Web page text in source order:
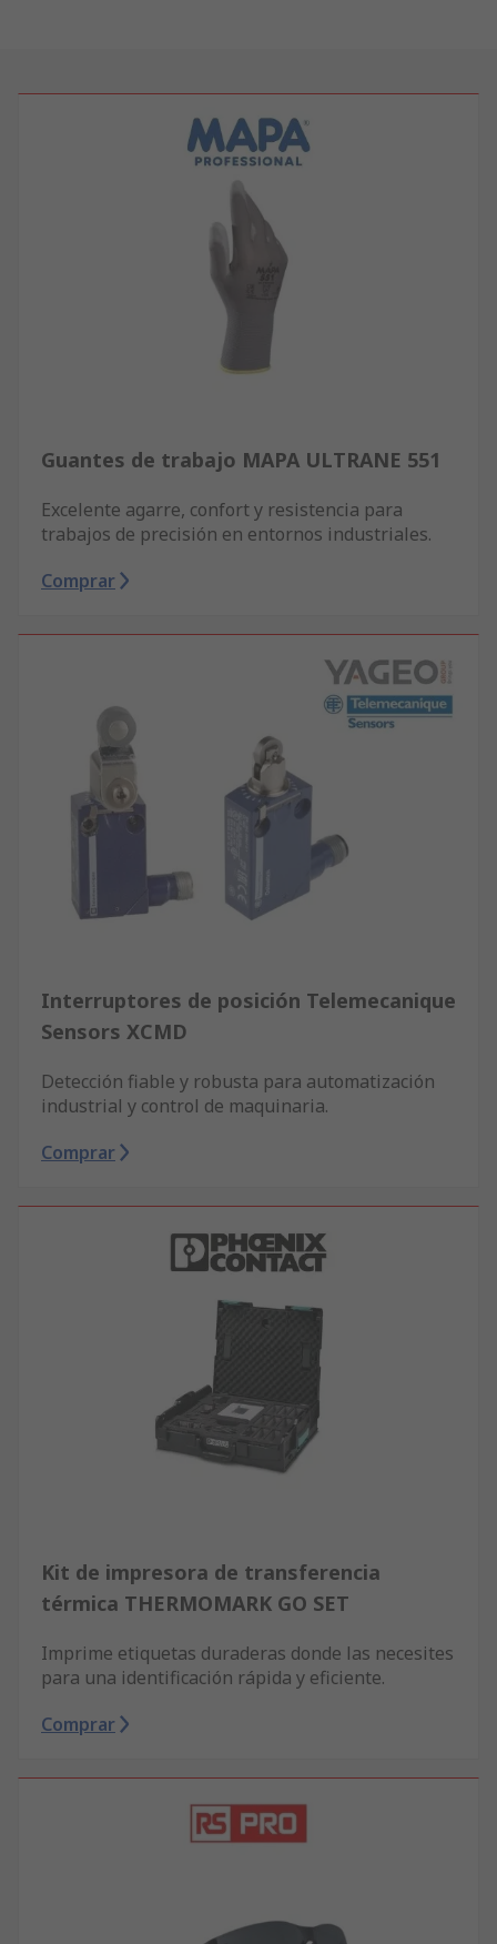
Guantes de trabajo MAPA ULTRANE 551
Excelente agarre, confort y resistencia para
trabajos de precisión en entornos industriales.
Comprar
Interruptores de posición Telemecanique
Sensors XCMD
Detección fiable y robusta para automatización
industrial y control de maquinaria.
Comprar
Kit de impresora de transferencia
térmica THERMOMARK GO SET
Imprime etiquetas duraderas donde las necesites
para una identificación rápida y eficiente.
Comprar